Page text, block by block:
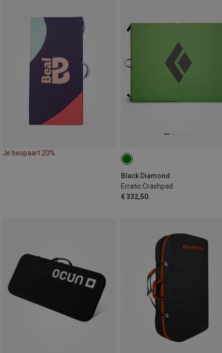
Je bespaart 20%
Black Diamond
Erratic Crashpad
€ 332,50